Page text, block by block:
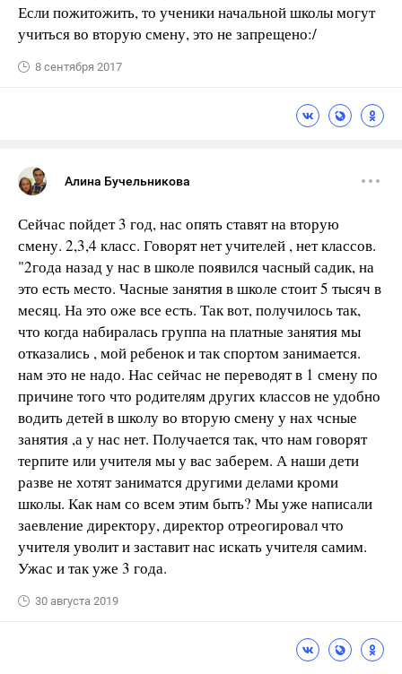
Если пожитожить, то ученики начальной школы могут
учиться во вторую смену, это не запрещено:/
8 сентября 2017
Алина Бучельникова
Сейчас пойдет 3 год, нас опять ставят на вторую
смену. 2,3,4 класс. Говорят нет учителей , нет классов.
"2года назад у нас в школе появился часный садик, на
это есть место. Часные занятия в школе стоит 5 тысяч в
месяц. На это оже все есть. Так вот, получилось так,
что когда набиралась группа на платные занятия мы
отказались , мой ребенок и так спортом занимается.
нам это не надо. Нас сейчас не переводят в 1 смену по
причине того что родителям других классов не удобно
водить детей в школу во вторую смену у нах чсные
занятия ,а у нас нет. Получается так, что нам говорят
терпите или учителя мы у вас заберем. А наши дети
разве не хотят заниматся другими делами кроми
школы. Как нам со всем этим быть? Мы уже написали
заевление директору, директор отреогировал что
учителя уволит и заставит нас искать учителя самим.
Ужас и так уже 3 года.
30 августа 2019